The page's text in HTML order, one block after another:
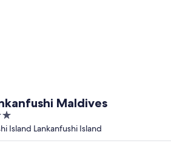
Maldives
Island Lankanfushi Island